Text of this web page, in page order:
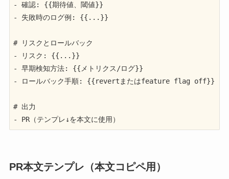
- 確認: {{期待値、閾値}}
- 失敗時のログ例: {{...}}
# リスクとロールバック
- リスク: {{...}}
- 早期検知方法: {{メトリクス/ログ}}
- ロールバック手順: {{revertまたはfeature flag off}}
# 出力
- PR（テンプレ↓を本文に使用）
PR本文テンプレ（本文コピペ用）